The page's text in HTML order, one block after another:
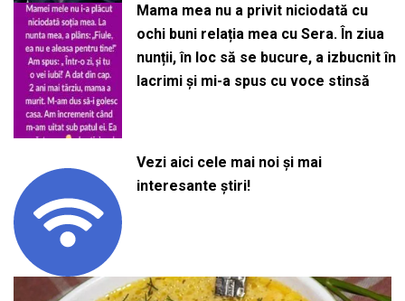
Mama mea nu a privit niciodată cu
ochi buni relația mea cu Sera. În ziua
nunții, în loc să se bucure, a izbucnit în
lacrimi și mi-a spus cu voce stinsă
Vezi aici cele mai noi și mai
interesante știri!